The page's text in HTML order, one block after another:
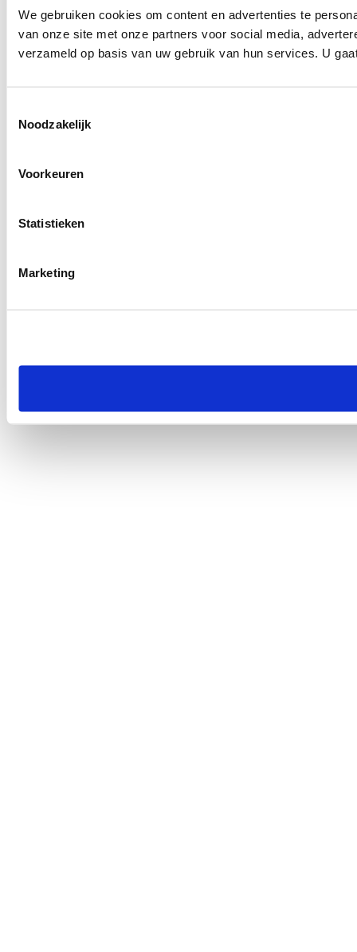
We gebruiken cookies om content en advertenties te
van onze site met onze partners voor social media,
verzameld op basis van uw gebruik van hun services. U
Noodzakelijk
Voorkeuren
Statistieken
Marketing